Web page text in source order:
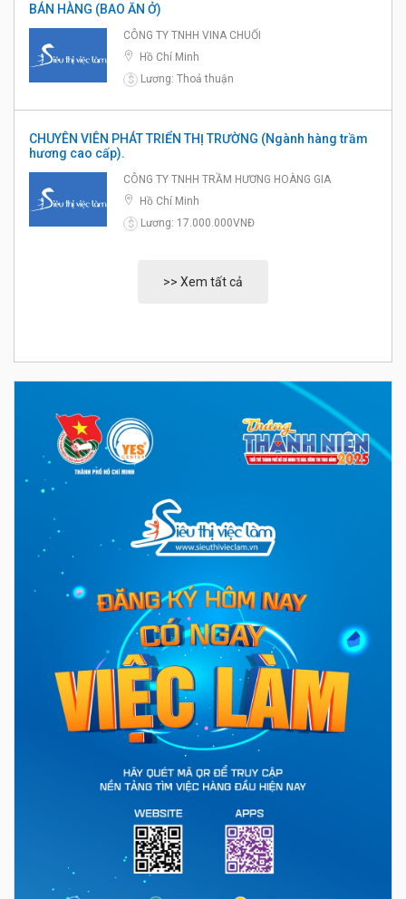
BÁN HÀNG (BAO ĂN Ở)
CÔNG TY TNHH VINA CHUỐI
Hồ Chí Minh
$
Lương: Thoả thuận
CHUYÊN VIÊN PHÁT TRIỂN THỊ TRƯỜNG (Ngành hàng trầm
hương cao cấp).
CÔNG TY TNHH TRẦM HƯƠNG HOÀNG GIA
Hồ Chí Minh
$
Lương: 17.000.000VNĐ
>> Xem tất cả